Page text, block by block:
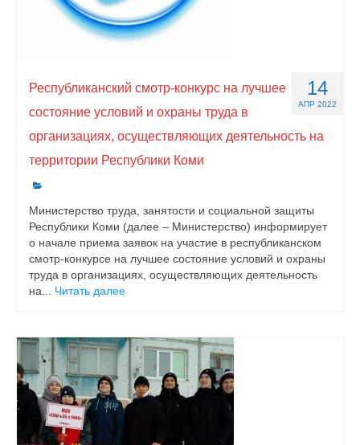
14
АПР 2022
Республиканский смотр-конкурс на лучшее
состояние условий и охраны труда в
организациях, осуществляющих деятельность на
территории Республики Коми
Министерство труда, занятости и социальной защиты
Республики Коми (далее – Министерство) информирует
о начале приема заявок на участие в республиканском
смотр-конкурсе на лучшее состояние условий и охраны
труда в организациях, осуществляющих деятельность
на... Читать далее